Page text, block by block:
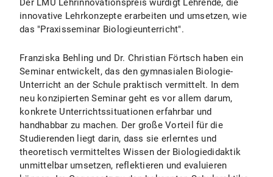
Der LMU Lehrinnovationspreis würdigt Lehrende, die
innovative Lehrkonzepte erarbeiten und umsetzen, wie
das "Praxisseminar Biologieunterricht".
Franziska Behling und Dr. Christian Förtsch haben ein
Seminar entwickelt, das den gymnasialen Biologie-
Unterricht an der Schule praktisch vermittelt. In dem
neu konzipierten Seminar geht es vor allem darum,
konkrete Unterrichtssituationen erfahrbar und
handhabbar zu machen. Der große Vorteil für die
Studierenden liegt darin, dass sie erlerntes und
theoretisch vermitteltes Wissen der Biologiedidaktik
unmittelbar umsetzen, reflektieren und evaluieren